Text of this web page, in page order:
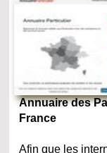
Annuaire des
France
Afin que les